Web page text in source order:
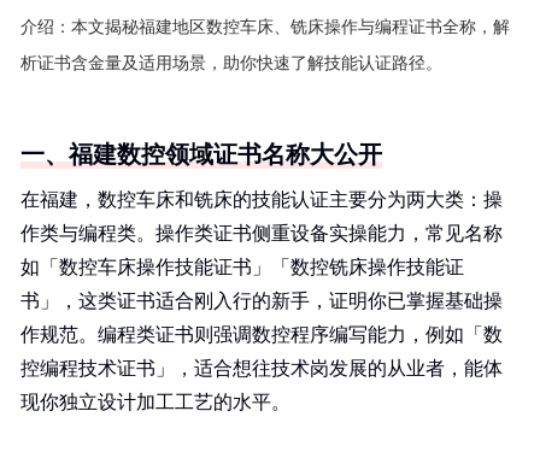
介绍： 本文揭秘福建地区数控车床、铣床操作与编程证书全称，解
析证书含金量及适用场景，助你快速了解技能认证路径。
一、福建数控领域证书名称大公开
在福建，数控车床和铣床的技能认证主要分为两大类：操
作类与编程类。操作类证书侧重设备实操能力，常见名称
如「数控车床操作技能证书」「数控铣床操作技能证
书」，这类证书适合刚入行的新手，证明你已掌握基础操
作规范。编程类证书则强调数控程序编写能力，例如「数
控编程技术证书」，适合想往技术岗发展的从业者，能体
现你独立设计加工工艺的水平。